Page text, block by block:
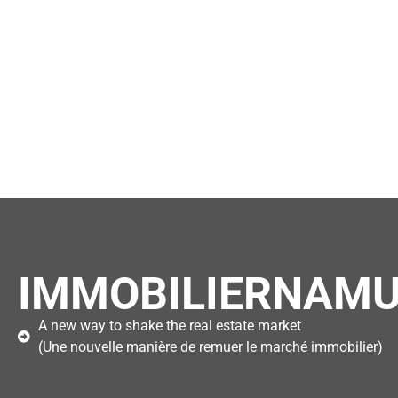
A new way to shake the real estate market
(Une nouvelle manière de remuer le marché immobilier)